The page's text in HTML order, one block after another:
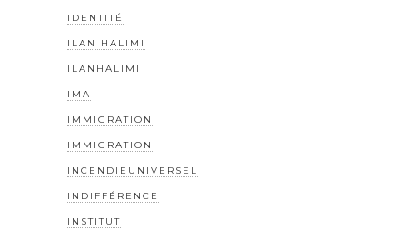
IDENTITÉ
ILAN HALIMI
ILANHALIMI
IMA
IMMIGRATION
IMMIGRATION
INCENDIEUNIVERSEL
INDIFFÉRENCE
INSTITUT